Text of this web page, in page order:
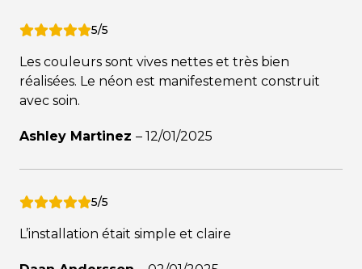
5/5
Les couleurs sont vives nettes et très bien
réalisées. Le néon est manifestement construit
avec soin.
Ashley Martinez – 12/01/2025
5/5
L’installation était simple et claire